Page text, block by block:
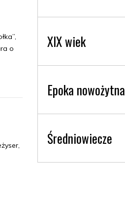
o
XIX wiek
Epoka nowożytna
Średniowiecze